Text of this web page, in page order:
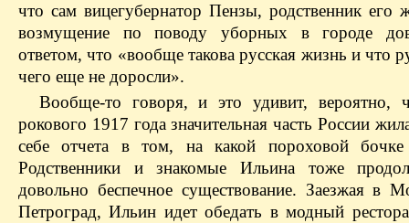
что сам вицегубернатор Пензы, родственник его
возмущение по поводу уборных в городе
ответом, что «вообще такова русская жизнь и что
чего еще не доросли».
Вообще-то говоря, и это удивит, вероятно,
рокового 1917 года значительная часть России
себе отчета в том, на какой пороховой
Родственники и знакомые Ильина тоже
довольно беспечное существование. Заезжая в
Петроград, Ильин идет обедать в модный